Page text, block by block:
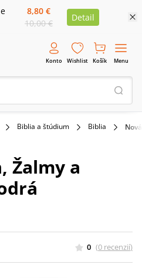
8,80 €
10,00 €
Detail
Konto Wishlist Košík Menu
Biblia a štúdium Biblia
Žalmy a
0 (0 recenzií)